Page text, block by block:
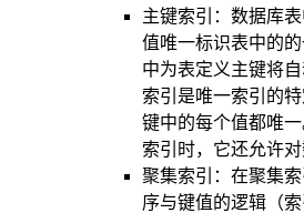
主键索引：数据库
值唯一标识表中的
中为表定义主键将
索引是唯一索引的
键中的每个值都唯
索引时，它还允许对
聚集索引：在聚集
序与键值的逻辑（